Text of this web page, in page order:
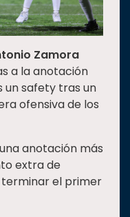
Zamora
a la anotación
un safety tras un
ofensiva de los
anotación más
extra de
el primer